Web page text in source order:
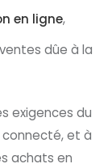
en ligne,
dûe à la
exigences du
et à
achats en